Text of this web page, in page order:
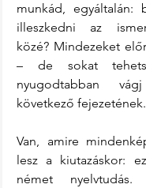
munkád, egyáltalán:
illeszkedni az
közé? Mindezeket
– de sokat
nyugodtabban
következő fejezetének.
Van, amire
lesz a kiutazáskor:
német